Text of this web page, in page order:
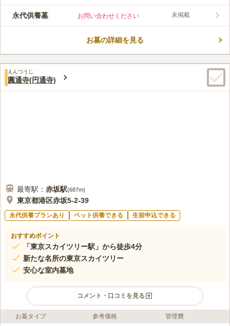
にもかかわらず、陽当り良好で緑に囲まれているので、ゆったり
と寛ぎながらお参り頂けます。また、近くには商業施設があり、
檀越青山伊賀守藤原忠勝とされ、万治元（1658）年4月8日の創
みんなの評価
4.8 口コミ1件
20代女性
お墓でろうそくを購入します。最寄り駅周辺に大小人数食事がで
きるお店があります。墓地の周りは住宅街なので、静かでゆっくりとお参
りできます。のどかな雰囲気で気に入っています。
永代供養墓 お問い合わせください 未掲載
お墓の詳細を見る
えんつうじ
圓通寺(円通寺)
最寄駅： 赤坂駅(687m)
東京都港区赤坂5-2-39
永代供養プランあり ペット供養できる 生前申込できる
おすすめポイント
「東京スカイツリー駅」から徒歩4分
新たな名所の東京スカイツリー
安心な室内墓地
コメント・口コミを見る
ライフドット編集部のコメント
お墓タイプ 参考価格 管理費